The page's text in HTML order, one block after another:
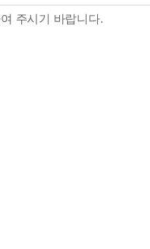
주시기 바랍니다.